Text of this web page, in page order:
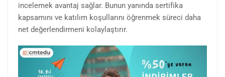
incelemek avantaj sağlar. Bunun yanında sertifika
kapsamını ve katılım koşullarını öğrenmek süreci daha
net değerlendirmeni kolaylaştırır.